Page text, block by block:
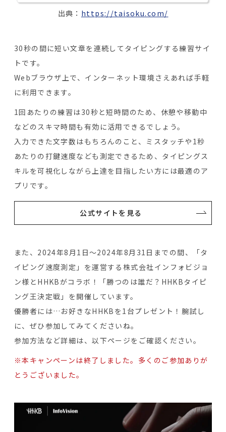
出典： https://taisoku.com/
30秒の間に短い文章を連続してタイピングする練習サイ
トです。
Webブラウザ上で、インターネット環境さえあれば手軽
に利用できます。
1回あたりの練習は30秒と短時間のため、休憩や移動中
などのスキマ時間も有効に活用できるでしょう。
入力できた文字数はもちろんのこと、ミスタッチや1秒
あたりの打鍵速度なども測定できるため、タイピングス
キルを可視化しながら上達を目指したい方には最適のア
プリです。
公式サイトを見る
また、2024年8月1日～2024年8月31日までの間、「タ
イピング速度測定」を運営する株式会社インフォビジョ
ン様とHHKBがコラボ！「勝つのは誰だ？HHKBタイピ
ング王決定戦」を開催しています。
優勝者には…お好きなHHKBを1台プレゼント！腕試し
に、ぜひ参加してみてくださいね。
参加方法など詳細は、以下ページをご確認ください。
※本キャンペーンは終了しました。多くのご参加ありが
とうございました。